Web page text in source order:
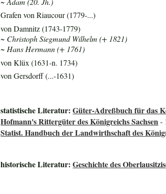
Grafen von Riaucour (1779-...)
von Damnitz (1743-1779)
~ Christoph Siegmund Wilhelm (+ 1821)
~ Hans Hermann (+ 1761)
von Klüx (1631-n. 1734)
von Gersdorff (...-1631)
statistische Literatur:Güter-Adreßbuch für das
Hofmann's Rittergüter des Königreichs Sachsen-
Statist. Handbuch der Landwirthschaft des
historische Literatur:Geschichte des